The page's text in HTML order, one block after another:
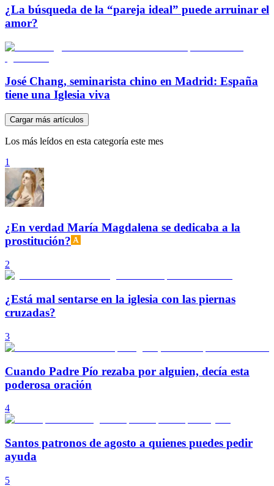
¿La búsqueda de la “pareja ideal” puede arruinar el
amor?
José Chang, seminarista chino en Madrid: España
tiene una Iglesia viva
Cargar más artículos
Los más leídos en esta categoría este mes
1
¿En verdad María Magdalena se dedicaba a la
prostitución?
2
¿Está mal sentarse en la iglesia con las piernas
cruzadas?
3
Cuando Padre Pío rezaba por alguien, decía esta
poderosa oración
4
Santos patronos de agosto a quienes puedes pedir
ayuda
5